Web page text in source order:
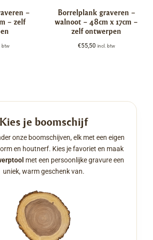
–
– zelf
btw
Borrelplank graveren –
walnoot – 48cm x 17cm –
zelf ontwerpen
€55,50 incl. btw
Kies je boomschijf
onze boomschijven, elk met een eigen
en houtnerf. Kies je favoriet en maak
met een persoonlijke gravure een
uniek, warm geschenk van.